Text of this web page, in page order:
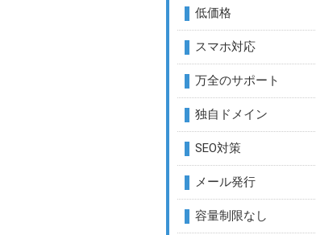
低価格
スマホ対応
万全のサポート
独自ドメイン
SEO対策
メール発行
容量制限なし